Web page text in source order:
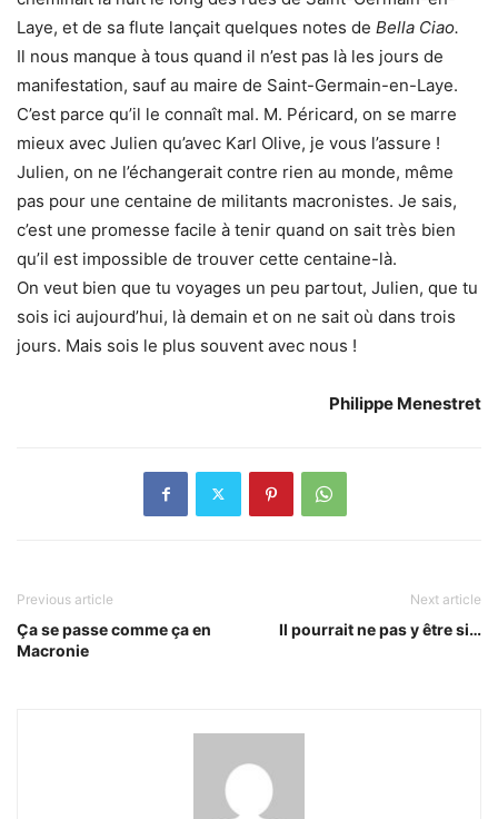
Laye, et de sa flute lançait quelques notes de Bella Ciao.
Il nous manque à tous quand il n’est pas là les jours de
manifestation, sauf au maire de Saint-Germain-en-Laye.
C’est parce qu’il le connaît mal. M. Péricard, on se marre
mieux avec Julien qu’avec Karl Olive, je vous l’assure !
Julien, on ne l’échangerait contre rien au monde, même
pas pour une centaine de militants macronistes. Je sais,
c’est une promesse facile à tenir quand on sait très bien
qu’il est impossible de trouver cette centaine-là.
On veut bien que tu voyages un peu partout, Julien, que tu
sois ici aujourd’hui, là demain et on ne sait où dans trois
jours. Mais sois le plus souvent avec nous !
Philippe Menestret
Previous article
Ça se passe comme ça en
Macronie
Next article
Il pourrait ne pas y être si…